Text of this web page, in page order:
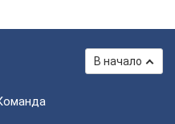
В начало